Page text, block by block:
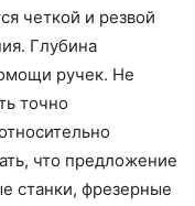
четкой и резвой
Глубина
ручек. Не
точно
что предложение
станки, фрезерные